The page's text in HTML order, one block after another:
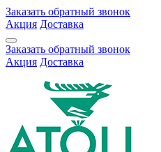
Заказать обратный звонок
Акция Доставка
Заказать обратный звонок
Акция Доставка